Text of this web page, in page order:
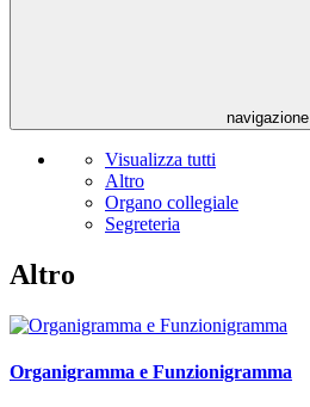
navigazione
Visualizza tutti
Altro
Organo collegiale
Segreteria
Altro
Organigramma e Funzionigramma